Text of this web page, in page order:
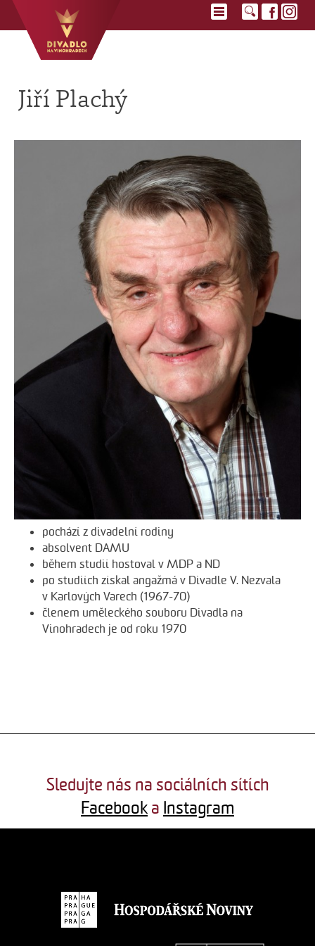
Jiří Plachý
pochází z divadelní rodiny
absolvent DAMU
během studií hostoval v MDP a ND
po studiích získal angažmá v Divadle V. Nezvala
v Karlových Varech (1967-70)
členem uměleckého souboru Divadla na
Vinohradech je od roku 1970
Sledujte nás na sociálních sítích
Facebook a Instagram